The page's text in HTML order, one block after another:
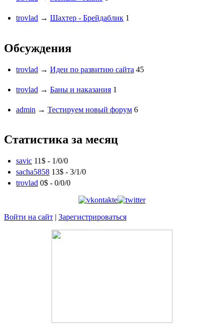
trovlad → Шахтер - Брейдаблик 1
Обсуждения
trovlad → Идеи по развитию сайта 45
trovlad → Баны и наказания 1
admin → Тестируем новый форум 6
Статистика за месяц
savic 11$ - 1/0/0
sacha5858 13$ - 3/1/0
trovlad 0$ - 0/0/0
Войти на сайт | Зарегистрироваться